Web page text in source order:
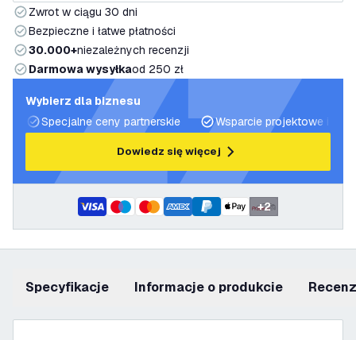
Zwrot w ciągu 30 dni
Bezpieczne i łatwe płatności
30.000+niezależnych recenzji
Darmowa wysyłkaod 250 zł
Wybierz dla biznesu
Specjalne ceny partnerskie
Wsparcie projektowe i
Dowiedz się więcej
+2
Specyfikacje informacje o produkcie